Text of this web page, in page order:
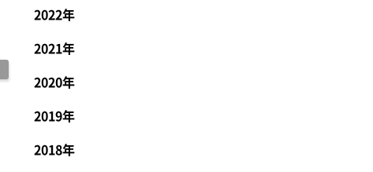
2022年
2021年
2020年
2019年
2018年